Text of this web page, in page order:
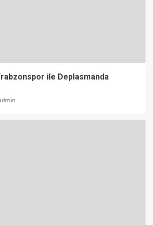
ile Deplasmanda